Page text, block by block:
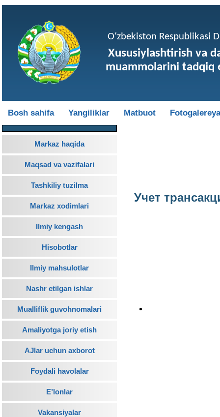
O‘zbekiston Respublikasi
Xususiylashtirish va
muammolarini tadqiq
Bosh sahifa Yangiliklar Matbuot Fotogalereya
Markaz haqida
Maqsad va vazifalari
Tashkiliy tuzilma
Markaz xodimlari
Ilmiy kengash
Hisobotlar
Ilmiy mahsulotlar
Nashr etilgan ishlar
Mualliflik guvohnomalari
Amaliyotga joriy etish
AJlar uchun axborot
Foydali havolalar
E’lonlar
Vakansiyalar
Учет